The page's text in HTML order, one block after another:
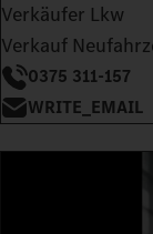
Verkäufer Lkw
Verkauf
0375 311-157
WRITE_EMAIL